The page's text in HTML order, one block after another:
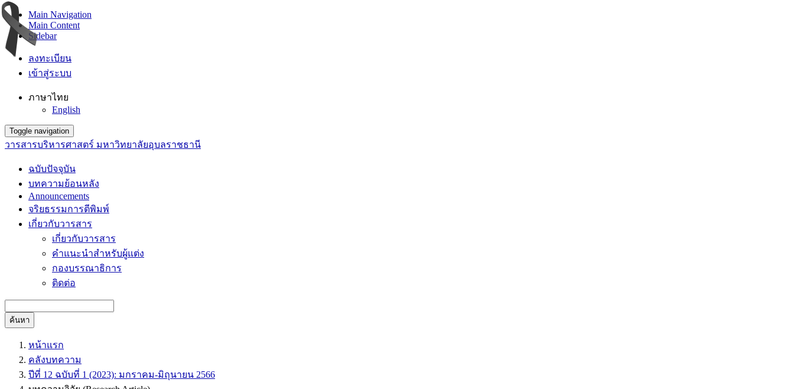
Main Navigation
Main Content
Sidebar
ลงทะเบียน
เข้าสู่ระบบ
ภาษาไทย
English
Toggle navigation
วารสารบริหารศาสตร์ มหาวิทยาลัยอุบลราชธานี
ฉบับปัจจุบัน
บทความย้อนหลัง
Announcements
จริยธรรมการตีพิมพ์
เกี่ยวกับวารสาร
เกี่ยวกับวารสาร
คำแนะนำสำหรับผู้แต่ง
กองบรรณาธิการ
ติดต่อ
ค้นหา
หน้าแรก
คลังบทความ
ปีที่ 12 ฉบับที่ 1 (2023): มกราคม-มิถุนายน 2566